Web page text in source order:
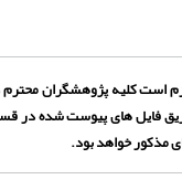
است کلیه پژوهشگران محترم
فایل های پیوست شده در
مذکور خواهد بود.